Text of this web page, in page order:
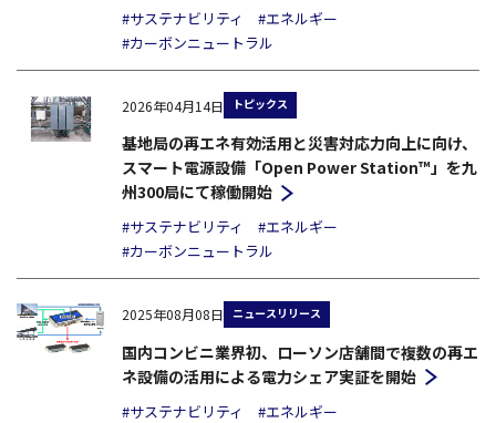
#サステナビリティ
#エネルギー
#カーボンニュートラル
2026年04月14日 トピックス
基地局の再エネ有効活用と災害対応力向上に向け、
スマート電源設備「Open Power Station™」を九
州300局にて稼働開始
#サステナビリティ
#エネルギー
#カーボンニュートラル
2025年08月08日 ニュースリリース
国内コンビニ業界初、ローソン店舗間で複数の再エ
ネ設備の活用による電力シェア実証を開始
#サステナビリティ
#エネルギー